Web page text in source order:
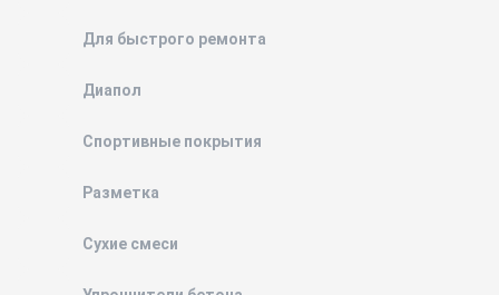
Для быстрого ремонта
Диапол
Спортивные покрытия
Разметка
Сухие смеси